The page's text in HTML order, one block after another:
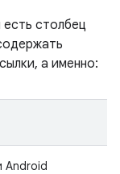
столбец
а именно:
Android